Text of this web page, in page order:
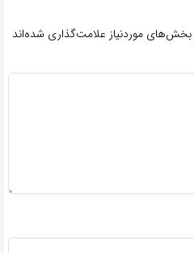
بخش‌های موردنیاز علامت‌گذاری شده‌اند